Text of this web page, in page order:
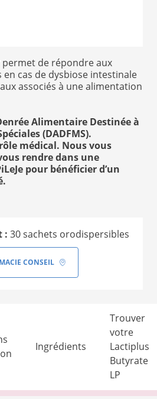
permet de répondre aux
cas de dysbiose intestinale
associés à une alimentation
Alimentaire Destinée à
(DADFMS).
médical. Nous vous
rendre dans une
pour bénéficier d’un
: 30 sachets orodispersibles
CONSEIL
Ingrédients
Trouver
votre
Lactiplus
Butyrate
LP